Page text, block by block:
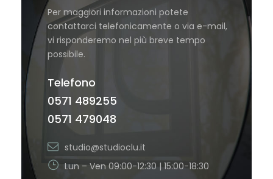
Per maggiori informazioni potete
contattarci telefonicamente o via e-mail,
vi risponderemo nel più breve tempo
possibile.
Telefono
0571 489255
0571 479048
studio@studioclu.it
Lun – Ven 09:00-12:30 | 15:00-18:30